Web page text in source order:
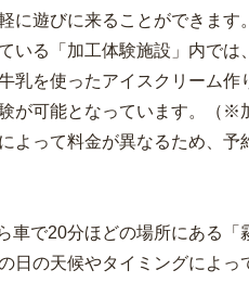
に遊びに来ることができます。
る「加工体験施設」内では
乳を使ったアイスクリーム作
が可能となっています。（※
よって料金が異なるため、予
で20分ほどの場所にある「
日の天候やタイミングによっ